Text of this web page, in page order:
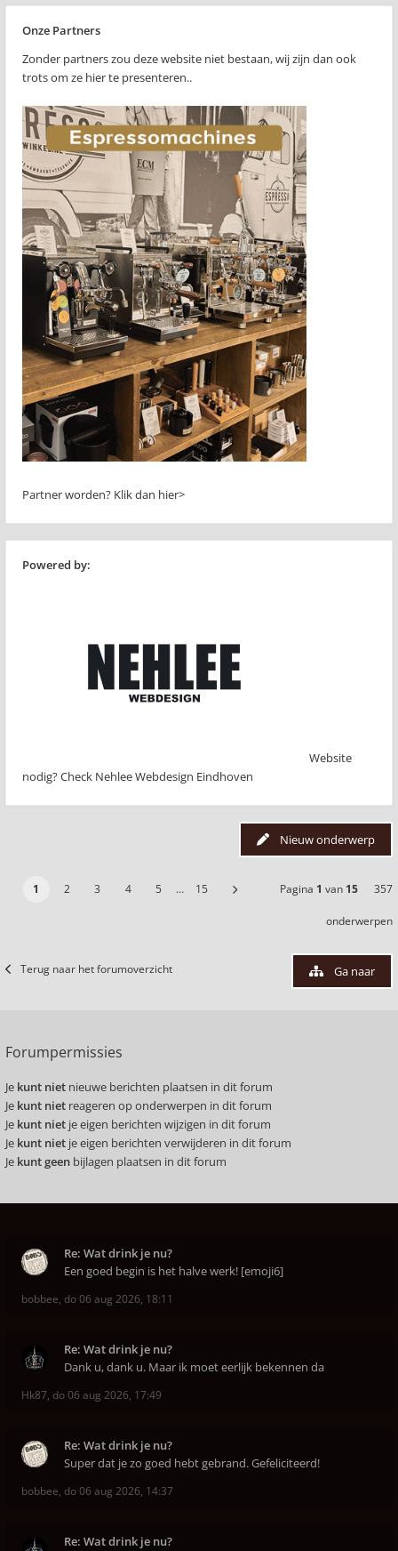
Onze Partners
Zonder partners zou deze website niet bestaan, wij zijn dan ook
trots om ze hier te presenteren..
Partner worden? Klik dan hier>
Powered by:
Website
nodig? Check Nehlee Webdesign Eindhoven
Nieuw onderwerp
1 2 3 4 5 … 15 Pagina 1 van 15 357
onderwerpen
Terug naar het forumoverzicht Ga naar
Forumpermissies
Je kunt niet nieuwe berichten plaatsen in dit forum
Je kunt niet reageren op onderwerpen in dit forum
Je kunt niet je eigen berichten wijzigen in dit forum
Je kunt niet je eigen berichten verwijderen in dit forum
Je kunt geen bijlagen plaatsen in dit forum
Re: Wat drink je nu?
Een goed begin is het halve werk! [emoji6]
bobbee, do 06 aug 2026, 18:11
Re: Wat drink je nu?
Dank u, dank u. Maar ik moet eerlijk bekennen da
Hk87, do 06 aug 2026, 17:49
Re: Wat drink je nu?
Super dat je zo goed hebt gebrand. Gefeliciteerd!
bobbee, do 06 aug 2026, 14:37
Re: Wat drink je nu?